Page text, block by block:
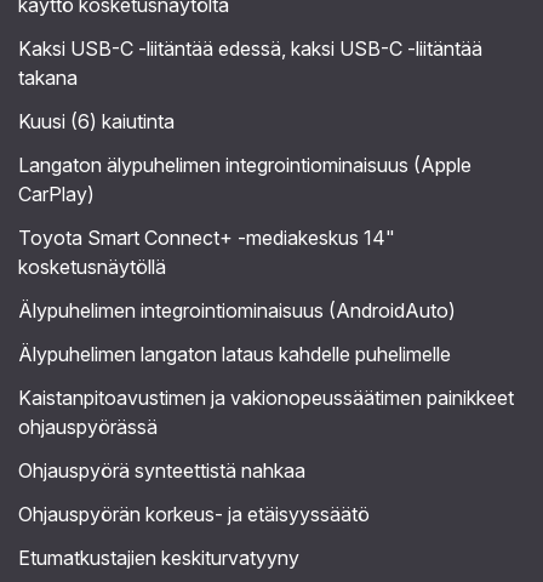
Kaksi USB-C -liitäntää edessä, kaksi USB-C -liitäntää
takana
Kuusi (6) kaiutinta
Langaton älypuhelimen integrointiominaisuus (Apple
CarPlay)
Toyota Smart Connect+ -mediakeskus 14"
kosketusnäytöllä
Älypuhelimen integrointiominaisuus (AndroidAuto)
Älypuhelimen langaton lataus kahdelle puhelimelle
Kaistanpitoavustimen ja vakionopeussäätimen painikkeet
ohjauspyörässä
Ohjauspyörä synteettistä nahkaa
Ohjauspyörän korkeus- ja etäisyyssäätö
Etumatkustajien keskiturvatyyny